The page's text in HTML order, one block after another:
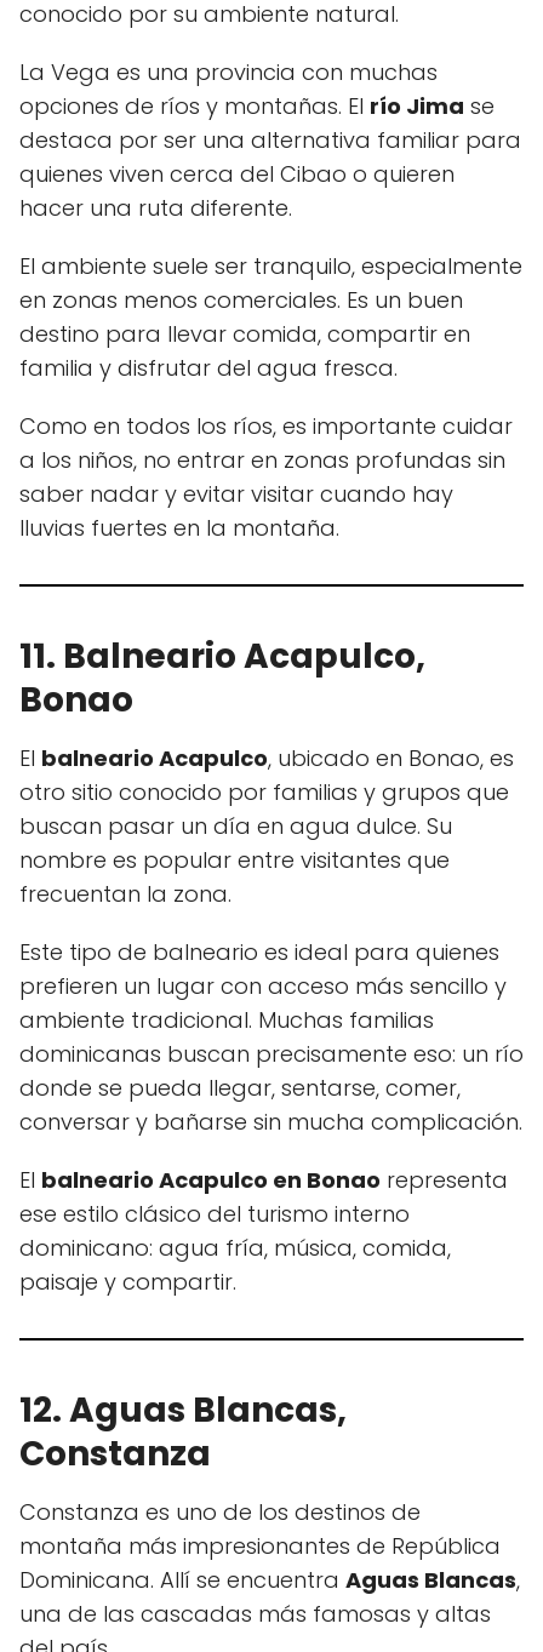
conocido por su ambiente natural.
La Vega es una provincia con muchas
opciones de ríos y montañas. El río Jima se
destaca por ser una alternativa familiar para
quienes viven cerca del Cibao o quieren
hacer una ruta diferente.
El ambiente suele ser tranquilo, especialmente
en zonas menos comerciales. Es un buen
destino para llevar comida, compartir en
familia y disfrutar del agua fresca.
Como en todos los ríos, es importante cuidar
a los niños, no entrar en zonas profundas sin
saber nadar y evitar visitar cuando hay
lluvias fuertes en la montaña.
11. Balneario Acapulco,
Bonao
El balneario Acapulco, ubicado en Bonao, es
otro sitio conocido por familias y grupos que
buscan pasar un día en agua dulce. Su
nombre es popular entre visitantes que
frecuentan la zona.
Este tipo de balneario es ideal para quienes
prefieren un lugar con acceso más sencillo y
ambiente tradicional. Muchas familias
dominicanas buscan precisamente eso: un río
donde se pueda llegar, sentarse, comer,
conversar y bañarse sin mucha complicación.
El balneario Acapulco en Bonao representa
ese estilo clásico del turismo interno
dominicano: agua fría, música, comida,
paisaje y compartir.
12. Aguas Blancas,
Constanza
Constanza es uno de los destinos de
montaña más impresionantes de República
Dominicana. Allí se encuentra Aguas Blancas,
una de las cascadas más famosas y altas